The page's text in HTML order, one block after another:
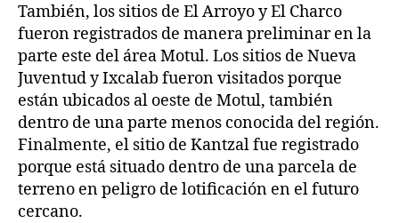
También, los sitios de El Arroyo y El Charco
fueron registrados de manera preliminar en la
parte este del área Motul. Los sitios de Nueva
Juventud y Ixcalab fueron visitados porque
están ubicados al oeste de Motul, también
dentro de una parte menos conocida del región.
Finalmente, el sitio de Kantzal fue registrado
porque está situado dentro de una parcela de
terreno en peligro de lotificación en el futuro
cercano.